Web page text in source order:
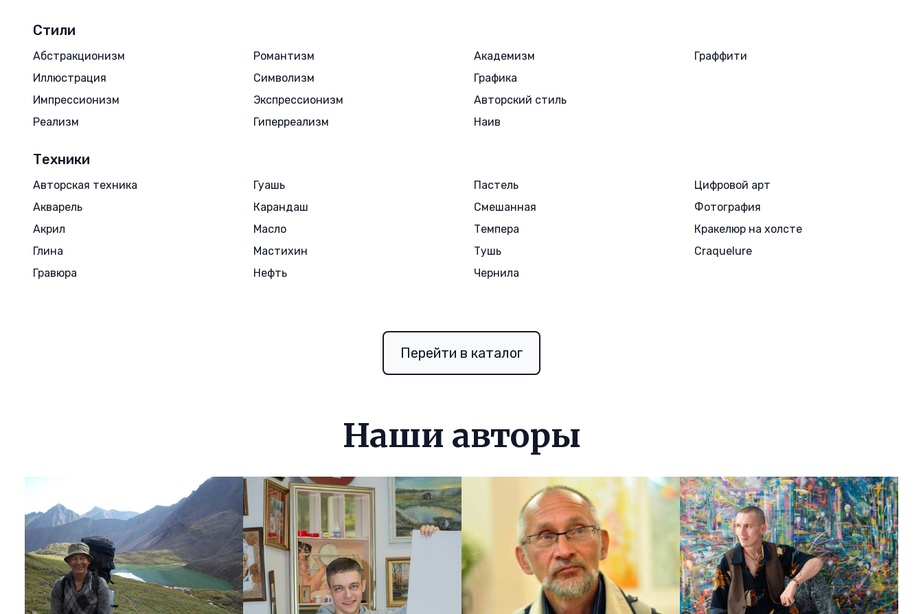
Стили
Абстракционизм
Иллюстрация
Импрессионизм
Реализм
Романтизм
Символизм
Экспрессионизм
Гиперреализм
Академизм
Графика
Авторский стиль
Наив
Граффити
Техники
Авторская техника
Акварель
Акрил
Глина
Гравюра
Гуашь
Карандаш
Масло
Мастихин
Нефть
Пастель
Смешанная
Темпера
Тушь
Чернила
Цифровой арт
Фотография
Кракелюр на холсте
Craquelure
Перейти в каталог
Наши авторы